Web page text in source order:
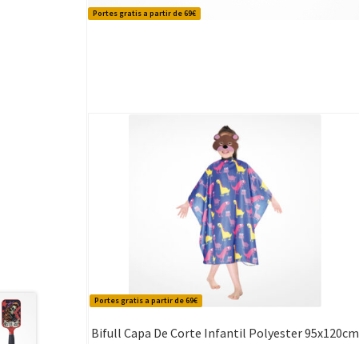
Portes gratis a partir de 69€
Portes gratis a partir de 69€
Bifull Capa De Corte Infantil Polyester 95x120cm